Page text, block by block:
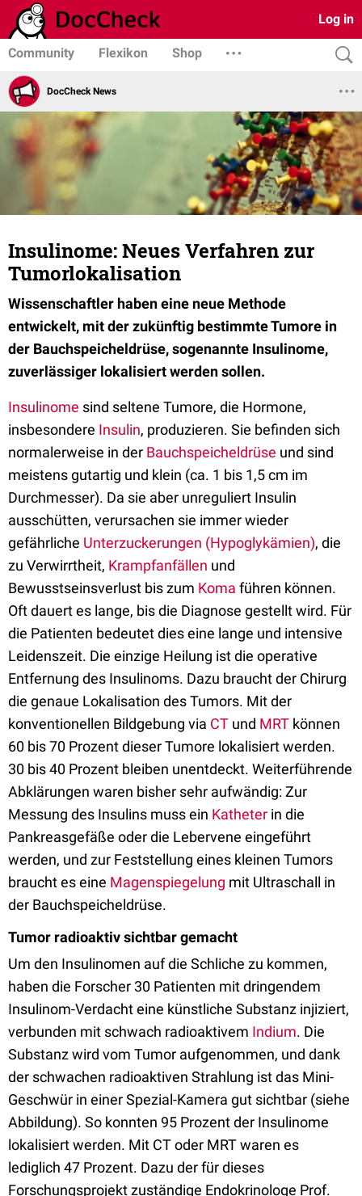
Log in
Community Flexikon Shop
DocCheck News
Insulinome: Neues Verfahren zur
Tumorlokalisation
Wissenschaftler haben eine neue Methode
entwickelt, mit der zukünftig bestimmte Tumore in
der Bauchspeicheldrüse, sogenannte Insulinome,
zuverlässiger lokalisiert werden sollen.
Insulinome sind seltene Tumore, die Hormone,
insbesondere Insulin, produzieren. Sie befinden sich
normalerweise in der Bauchspeicheldrüse und sind
meistens gutartig und klein (ca. 1 bis 1,5 cm im
Durchmesser). Da sie aber unreguliert Insulin
ausschütten, verursachen sie immer wieder
gefährliche Unterzuckerungen (Hypoglykämien), die
zu Verwirrtheit, Krampfanfällen und
Bewusstseinsverlust bis zum Koma führen können.
Oft dauert es lange, bis die Diagnose gestellt wird. Für
die Patienten bedeutet dies eine lange und intensive
Leidenszeit. Die einzige Heilung ist die operative
Entfernung des Insulinoms. Dazu braucht der Chirurg
die genaue Lokalisation des Tumors. Mit der
konventionellen Bildgebung via CT und MRT können
60 bis 70 Prozent dieser Tumore lokalisiert werden.
30 bis 40 Prozent bleiben unentdeckt. Weiterführende
Abklärungen waren bisher sehr aufwändig: Zur
Messung des Insulins muss ein Katheter in die
Pankreasgefäße oder die Lebervene eingeführt
werden, und zur Feststellung eines kleinen Tumors
braucht es eine Magenspiegelung mit Ultraschall in
der Bauchspeicheldrüse.
Tumor radioaktiv sichtbar gemacht
Um den Insulinomen auf die Schliche zu kommen,
haben die Forscher 30 Patienten mit dringendem
Insulinom-Verdacht eine künstliche Substanz injiziert,
verbunden mit schwach radioaktivem Indium. Die
Substanz wird vom Tumor aufgenommen, und dank
der schwachen radioaktiven Strahlung ist das Mini-
Geschwür in einer Spezial-Kamera gut sichtbar (siehe
Abbildung). So konnten 95 Prozent der Insulinome
lokalisiert werden. Mit CT oder MRT waren es
lediglich 47 Prozent. Dazu der für dieses
Forschungsprojekt zuständige Endokrinologe Prof.